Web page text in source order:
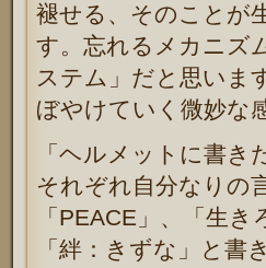
褪せる、そのことが
す。忘れるメカニズ
ステム」だと思いま
ぼやけていく微妙な
「ヘルメットに書
それぞれ自分なりの
「PEACE」、「生
「絆：きずな」と書